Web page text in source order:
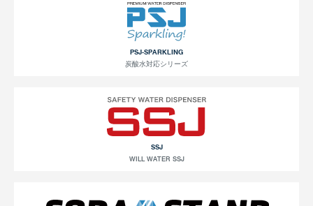
PSJ-SPARKLING
炭酸水対応シリーズ
SSJ
WILL WATER SSJ